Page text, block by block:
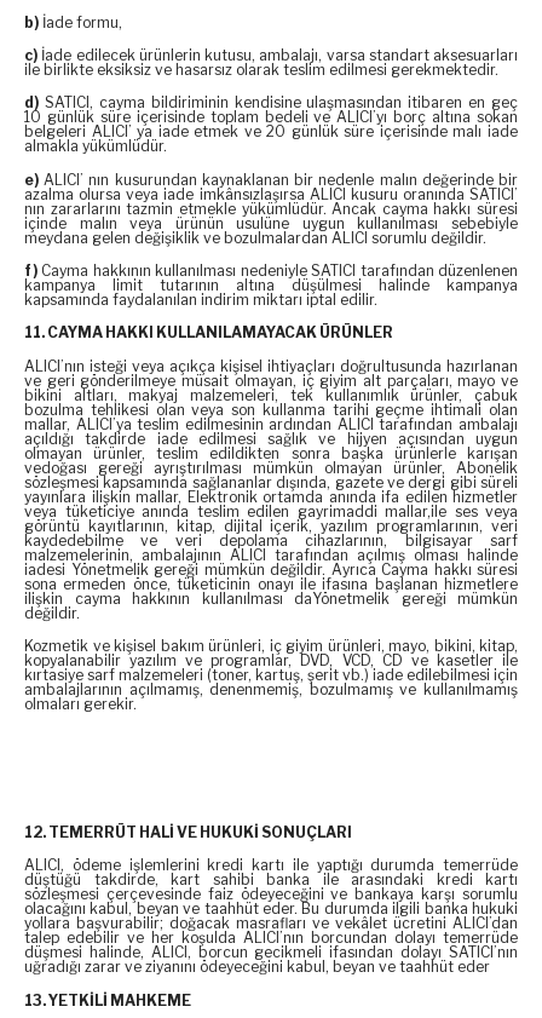
b) İade formu,
c) İade edilecek ürünlerin kutusu, ambalajı, varsa standart aksesuarları
ile birlikte eksiksiz ve hasarsız olarak teslim edilmesi gerekmektedir.
d) SATICI, cayma bildiriminin kendisine ulaşmasından itibaren en geç
10 günlük süre içerisinde toplam bedeli ve ALICI’yı borç altına sokan
belgeleri ALICI’ ya iade etmek ve 20 günlük süre içerisinde malı iade
almakla yükümlüdür.
e) ALICI’ nın kusurundan kaynaklanan bir nedenle malın değerinde bir
azalma olursa veya iade imkânsızlaşırsa ALICI kusuru oranında SATICI’
nın zararlarını tazmin etmekle yükümlüdür. Ancak cayma hakkı süresi
içinde malın veya ürünün usulüne uygun kullanılması sebebiyle
meydana gelen değişiklik ve bozulmalardan ALICI sorumlu değildir.
f) Cayma hakkının kullanılması nedeniyle SATICI tarafından düzenlenen
kampanya limit tutarının altına düşülmesi halinde kampanya
kapsamında faydalanılan indirim miktarı iptal edilir.
11. CAYMA HAKKI KULLANILAMAYACAK ÜRÜNLER
ALICI’nın isteği veya açıkça kişisel ihtiyaçları doğrultusunda hazırlanan
ve geri gönderilmeye müsait olmayan, iç giyim alt parçaları, mayo ve
bikini altları, makyaj malzemeleri, tek kullanımlık ürünler, çabuk
bozulma tehlikesi olan veya son kullanma tarihi geçme ihtimali olan
mallar, ALICI’ya teslim edilmesinin ardından ALICI tarafından ambalajı
açıldığı takdirde iade edilmesi sağlık ve hijyen açısından uygun
olmayan ürünler, teslim edildikten sonra başka ürünlerle karışan
vedoğası gereği ayrıştırılması mümkün olmayan ürünler, Abonelik
sözleşmesi kapsamında sağlananlar dışında, gazete ve dergi gibi süreli
yayınlara ilişkin mallar, Elektronik ortamda anında ifa edilen hizmetler
veya tüketiciye anında teslim edilen gayrimaddi mallar,ile ses veya
görüntü kayıtlarının, kitap, dijital içerik, yazılım programlarının, veri
kaydedebilme ve veri depolama cihazlarının, bilgisayar sarf
malzemelerinin, ambalajının ALICI tarafından açılmış olması halinde
iadesi Yönetmelik gereği mümkün değildir. Ayrıca Cayma hakkı süresi
sona ermeden önce, tüketicinin onayı ile ifasına başlanan hizmetlere
ilişkin cayma hakkının kullanılması daYönetmelik gereği mümkün
değildir.
Kozmetik ve kişisel bakım ürünleri, iç giyim ürünleri, mayo, bikini, kitap,
kopyalanabilir yazılım ve programlar, DVD, VCD, CD ve kasetler ile
kırtasiye sarf malzemeleri (toner, kartuş, şerit vb.) iade edilebilmesi için
ambalajlarının açılmamış, denenmemiş, bozulmamış ve kullanılmamış
olmaları gerekir.
12. TEMERRÜT HALİ VE HUKUKİ SONUÇLARI
ALICI, ödeme işlemlerini kredi kartı ile yaptığı durumda temerrüde
düştüğü takdirde, kart sahibi banka ile arasındaki kredi kartı
sözleşmesi çerçevesinde faiz ödeyeceğini ve bankaya karşı sorumlu
olacağını kabul, beyan ve taahhüt eder. Bu durumda ilgili banka hukuki
yollara başvurabilir; doğacak masrafları ve vekâlet ücretini ALICI’dan
talep edebilir ve her koşulda ALICI’nın borcundan dolayı temerrüde
düşmesi halinde, ALICI, borcun gecikmeli ifasından dolayı SATICI’nın
uğradığı zarar ve ziyanını ödeyeceğini kabul, beyan ve taahhüt eder
13. YETKİLİ MAHKEME